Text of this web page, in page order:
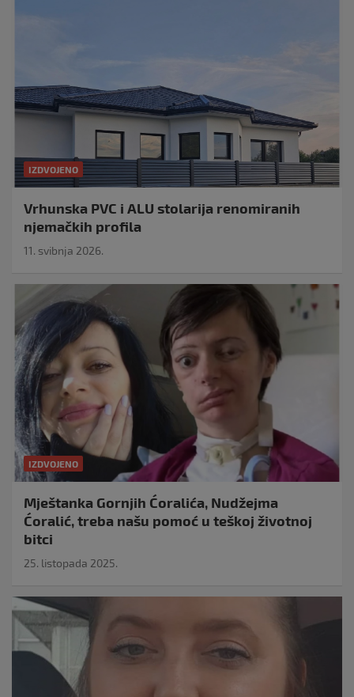
IZDVOJENO
Vrhunska PVC i ALU stolarija renomiranih
njemačkih profila
11. svibnja 2026.
IZDVOJENO
Mještanka Gornjih Ćoralića, Nudžejma
Ćoralić, treba našu pomoć u teškoj životnoj
bitci
25. listopada 2025.